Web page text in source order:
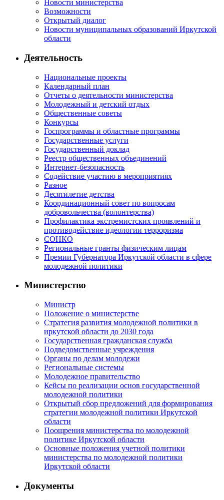
Новости министерства
Возможности
Открытый диалог
Новости муниципальных образований Иркутской
области
Деятельность
Национальные проекты
Календарный план
Отчеты о деятельности министерства
Молодежный и детский отдых
Общественные советы
Конкурсы
Госпрограммы и областные программы
Государственные услуги
Государственный доклад
Реестр общественных объединений
Интернет-безопасность
Содействие участию в мероприятиях
Разное
Десятилетие детства
Координационный совет по вопросам
добровольчества (волонтерства)
Профилактика экстремистских проявлений и
противодействие идеологии терроризма
СОНКО
Региональные гранты физическим лицам
Премии Губернатора Иркутской области в сфере
молодежной политики
Министерство
Министр
Положение о министерстве
Стратегия развития молодежной политики в
иркутской области до 2030 года
Государственная гражданская служба
Подведомственные учреждения
Органы по делам молодежи
Региональные системы
Молодежное правительство
Кейсы по реализации основ государственной
молодежной политики
Открытый сбор предложений для формирования
стратегии молодежной политики Иркутской
области
Поощрения министерства по молодежной
политике Иркутской области
Основные положения учетной политики
министерства по молодежной политики
Иркутской области
Документы